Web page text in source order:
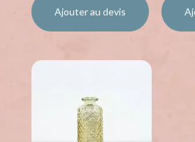
Ajouter au devis